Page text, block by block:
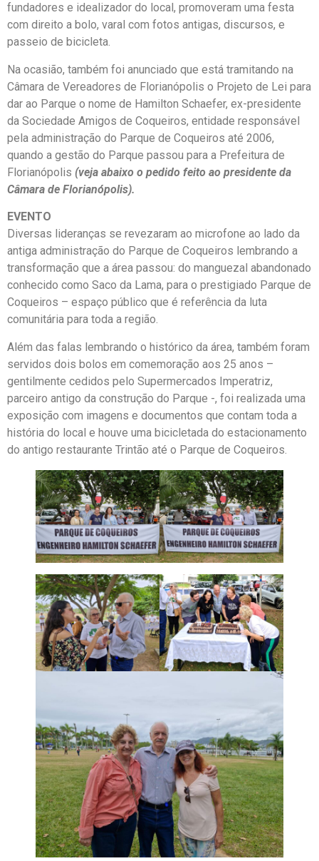
fundadores e idealizador do local, promoveram uma festa
com direito a bolo, varal com fotos antigas, discursos, e
passeio de bicicleta.
Na ocasião, também foi anunciado que está tramitando na
Câmara de Vereadores de Florianópolis o Projeto de Lei para
dar ao Parque o nome de Hamilton Schaefer, ex-presidente
da Sociedade Amigos de Coqueiros, entidade responsável
pela administração do Parque de Coqueiros até 2006,
quando a gestão do Parque passou para a Prefeitura de
Florianópolis (veja abaixo o pedido feito ao presidente da
Câmara de Florianópolis).
EVENTO
Diversas lideranças se revezaram ao microfone ao lado da
antiga administração do Parque de Coqueiros lembrando a
transformação que a área passou: do manguezal abandonado
conhecido como Saco da Lama, para o prestigiado Parque de
Coqueiros – espaço público que é referência da luta
comunitária para toda a região.
Além das falas lembrando o histórico da área, também foram
servidos dois bolos em comemoração aos 25 anos –
gentilmente cedidos pelo Supermercados Imperatriz,
parceiro antigo da construção do Parque -, foi realizada uma
exposição com imagens e documentos que contam toda a
história do local e houve uma bicicletada do estacionamento
do antigo restaurante Trintão até o Parque de Coqueiros.